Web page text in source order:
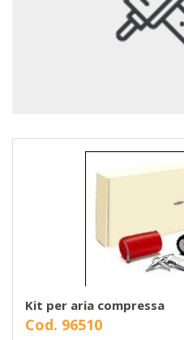
Kit per aria compressa
Cod. 96510